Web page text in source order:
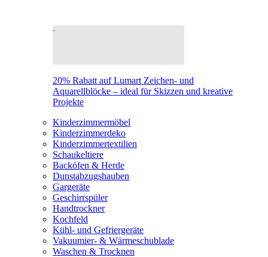
20% Rabatt auf Lumart Zeichen- und
Aquarellblöcke – ideal für Skizzen und kreative
Projekte
Kinderzimmermöbel
Kinderzimmerdeko
Kinderzimmertextilien
Schaukeltiere
Backöfen & Herde
Dunstabzugshauben
Gargeräte
Geschirrspüler
Handtrockner
Kochfeld
Kühl- und Gefriergeräte
Vakuumier- & Wärmeschublade
Waschen & Trocknen